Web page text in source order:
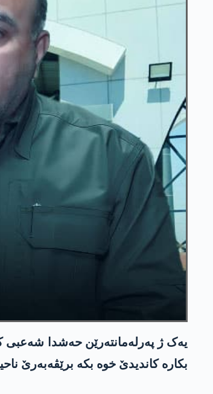
بکارە کاندیدێ خوە بکە برێڤەبەرێ